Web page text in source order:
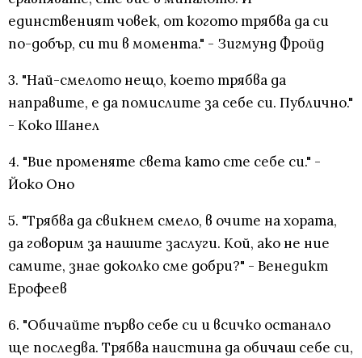
единственият човек, от когото трябва да си
по-добър, си ти в момента." - Зигмунд Фройд
3. "Най-смелото нещо, което трябва да
направите, е да помислите за себе си. Публично."
- Коко Шанел
4. "Вие променяте света като сте себе си." -
Йоко Оно
5. "Трябва да свикнем смело, в очите на хората,
да говорим за нашите заслуги. Кой, ако не ние
самите, знае доколко сме добри?" - Венедикт
Ерофеев
6. "Обичайте първо себе си и всичко останало
ще последва. Трябва наистина да обичаш себе си,